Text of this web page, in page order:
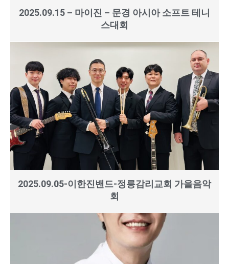
2025.09.15 – 마이진 – 문경 아시아 소프트 테니
스대회
2025.09.05-이한진밴드-정릉감리교회 가을음악
회